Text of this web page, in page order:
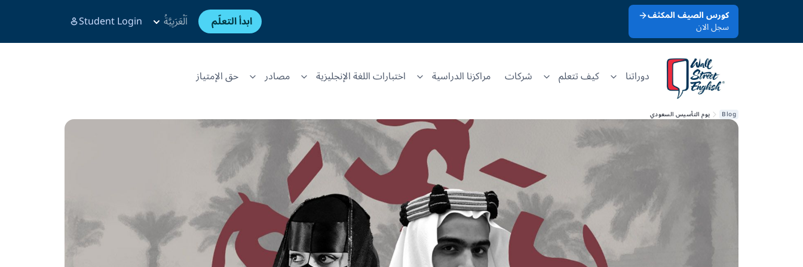
كورس الصيف المكثف
سجل الان ابدأ التعلّم اَلْعَرَبِيَّةُ Student Login
دوراتنا كيف تتعلم شركات مراكزنا الدراسية اختبارات اللغة الإنجليزية مصادر حق الإمتياز
Blog يوم التأسيس السعودي